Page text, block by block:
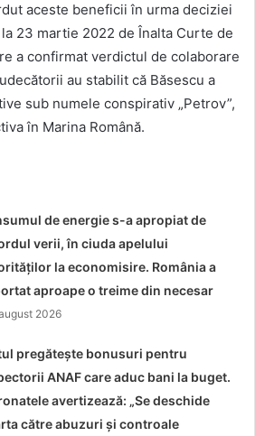
aceste beneficii în urma deciziei
23 martie 2022 de Înalta Curte de
a confirmat verdictul de colaborare
au stabilit că Băsescu a
sub numele conspirativ „Petrov”,
în Marina Română.
de energie s-a apropiat de
verii, în ciuda apelului
la economisire. România a
aproape o treime din necesar
2026
pregătește bonusuri pentru
ANAF care aduc bani la buget.
avertizează: „Se deschide
către abuzuri și controale